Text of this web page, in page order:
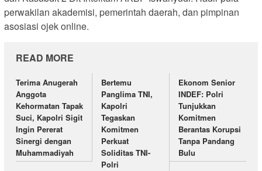
perwakilan akademisi, pemerintah daerah, dan pimpinan
asosiasi ojek online.
READ MORE
Terima Anugerah
Anggota
Kehormatan Tapak
Suci, Kapolri Sigit
Ingin Pererat
Sinergi dengan
Muhammadiyah
Bertemu
Panglima TNI,
Kapolri
Tegaskan
Komitmen
Perkuat
Soliditas TNI-
Polri
Ekonom Senior
INDEF: Polri
Tunjukkan
Komitmen
Berantas Korupsi
Tanpa Pandang
Bulu